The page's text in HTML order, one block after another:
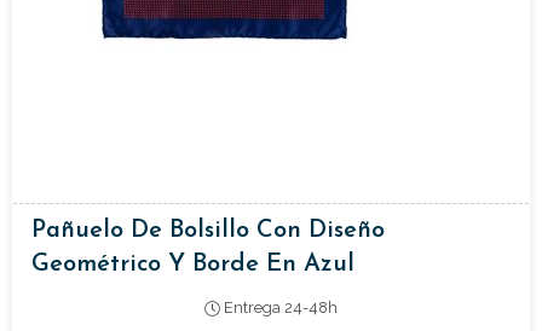
Pañuelo De Bolsillo Con Diseño
Geométrico Y Borde En Azul
Entrega 24-48h